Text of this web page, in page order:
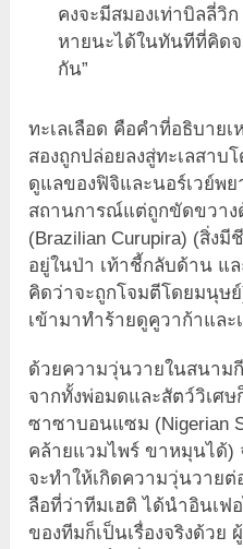
คงจะมีสมองเท่าบิลลี่วิ
หายนะได้ในทันทีที่คิดจ
กัน”
ทะเลเลือด คือคำที่อธิบาย
สองถูกปล่อยลงสู่ทะเลสา
ดูแลของฟิจิและนอร์เวย์พ
สถานการณ์แต่ถูกขัดขวาง
(Brazilian Curupira) (สิ่ง
อยู่ในป่า เท้าชี้กลับด้าน แ
คิดว่าจะถูกโจมตีโดยมนุษ
เข้ามาทำร้ายดูคูวาก้าและ
ด้วยความวุ่นวายในสนาม
จากทั้งพ่อมดและสัตว์วิเศษ
ซาซาบอนแซม (Nigerian
คล้ายแวมไพร์ ขาหมุนได้)
จะทำให้เกิดความวุ่นวาย
ลือที่ว่าทีมเฮติ ได้นำอินเฟ
ของทีมก็เป็นเรื่องจริงด้ว